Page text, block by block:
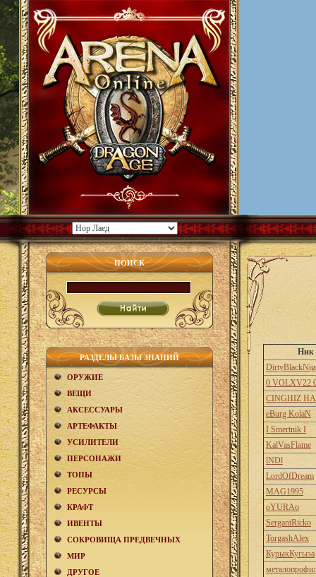
ПОИСК
РАЗДЕЛЫ БАЗЫ ЗНАНИЙ
ОРУЖИЕ
ВЕЩИ
АКCЕСCУАРЫ
АРТЕФАКТЫ
УСИЛИТЕЛИ
ПЕРСОНАЖИ
ТОПЫ
РЕСУРСЫ
КРАФТ
ИВЕНТЫ
СОКРОВИЩА ПРЕДВЕЧНЫХ
МИР
ДРУГОЕ
Ник
0 VOLXV22
CINGHIZ
eBurg KolaN
I Smertnik I
KalVasFlame
lNDl
LordOfDream
MAG1995
oYURAo
SergantRicko
TorgashAlex
КурыкКугыза